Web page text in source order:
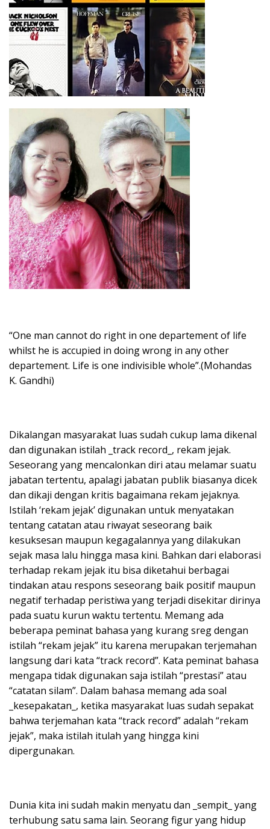
“One man cannot do right in one departement of life
whilst he is accupied in doing wrong in any other
departement. Life is one indivisible whole”.(Mohandas
K. Gandhi)
Dikalangan masyarakat luas sudah cukup lama dikenal
dan digunakan istilah _track record_, rekam jejak.
Seseorang yang mencalonkan diri atau melamar suatu
jabatan tertentu, apalagi jabatan publik biasanya dicek
dan dikaji dengan kritis bagaimana rekam jejaknya.
Istilah ‘rekam jejak’ digunakan untuk menyatakan
tentang catatan atau riwayat seseorang baik
kesuksesan maupun kegagalannya yang dilakukan
sejak masa lalu hingga masa kini. Bahkan dari elaborasi
terhadap rekam jejak itu bisa diketahui berbagai
tindakan atau respons seseorang baik positif maupun
negatif terhadap peristiwa yang terjadi disekitar dirinya
pada suatu kurun waktu tertentu. Memang ada
beberapa peminat bahasa yang kurang sreg dengan
istilah “rekam jejak” itu karena merupakan terjemahan
langsung dari kata “track record”. Kata peminat bahasa
mengapa tidak digunakan saja istilah “prestasi” atau
“catatan silam”. Dalam bahasa memang ada soal
_kesepakatan_, ketika masyarakat luas sudah sepakat
bahwa terjemahan kata “track record” adalah “rekam
jejak”, maka istilah itulah yang hingga kini
dipergunakan.
Dunia kita ini sudah makin menyatu dan _sempit_ yang
terhubung satu sama lain. Seorang figur yang hidup